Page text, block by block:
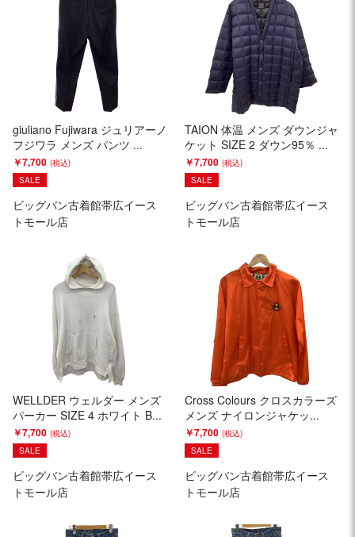
giuliano Fujiwara ジュリアーノ
フジワラ メンズ パンツ ...
￥7,700
SALE
ビッグバン古着館帯広イース
トモール店
TAION 体温 メンズ ダウンジャ
ケット SIZE 2 ダウン95％ ...
￥7,700
SALE
ビッグバン古着館帯広イース
トモール店
WELLDER ウェルダー メンズ
パーカー SIZE 4 ホワイト B...
￥7,700
SALE
ビッグバン古着館帯広イース
トモール店
Cross Colours クロスカラーズ
メンズ ナイロンジャケッ...
￥7,700
SALE
ビッグバン古着館帯広イース
トモール店